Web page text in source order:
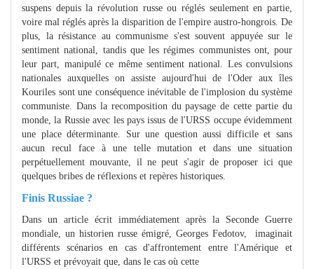
suspens depuis la révolution russe ou réglés seulement en partie,
voire mal réglés après la disparition de l'empire austro-hongrois. De
plus, la résistance au communisme s'est souvent appuyée sur le
sentiment national, tandis que les régimes communistes ont, pour
leur part, manipulé ce même sentiment national. Les convulsions
nationales auxquelles on assiste aujourd'hui de l'Oder aux îles
Kouriles sont une conséquence inévitable de l'implosion du système
communiste. Dans la recomposition du paysage de cette partie du
monde, la Russie avec les pays issus de l'URSS occupe évidemment
une place déterminante. Sur une question aussi difficile et sans
aucun recul face à une telle mutation et dans une situation
perpétuellement mouvante, il ne peut s'agir de proposer ici que
quelques bribes de réflexions et repères historiques.
Finis Russiae ?
Dans un article écrit immédiatement après la Seconde Guerre
mondiale, un historien russe émigré, Georges Fedotov, imaginait
différents scénarios en cas d'affrontement entre l'Amérique et
l'URSS et prévoyait que, dans le cas où cette